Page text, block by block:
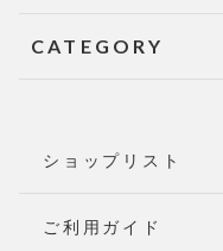
CATEGORY
ショップリスト
ご利用ガイド